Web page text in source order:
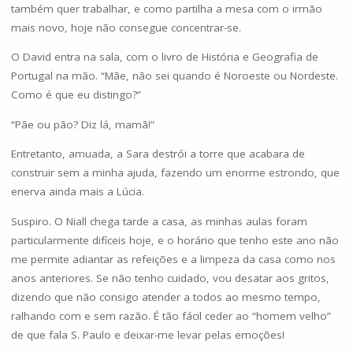
também quer trabalhar, e como partilha a mesa com o irmão
mais novo, hoje não consegue concentrar-se.
O David entra na sala, com o livro de História e Geografia de
Portugal na mão. “Mãe, não sei quando é Noroeste ou Nordeste.
Como é que eu distingo?”
“Pãe ou pão? Diz lá, mamã!”
Entretanto, amuada, a Sara destrói a torre que acabara de
construir sem a minha ajuda, fazendo um enorme estrondo, que
enerva ainda mais a Lúcia.
Suspiro. O Niall chega tarde a casa, as minhas aulas foram
particularmente difíceis hoje, e o horário que tenho este ano não
me permite adiantar as refeições e a limpeza da casa como nos
anos anteriores. Se não tenho cuidado, vou desatar aos gritos,
dizendo que não consigo atender a todos ao mesmo tempo,
ralhando com e sem razão. É tão fácil ceder ao “homem velho”
de que fala S. Paulo e deixar-me levar pelas emoções!